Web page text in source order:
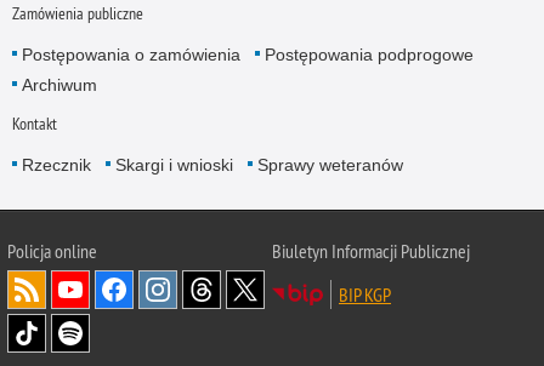
Zamówienia publiczne
Postępowania o zamówienia
Postępowania podprogowe
Archiwum
Kontakt
Rzecznik Skargi i wnioski Sprawy weteranów
Policjaonline
Biuletyn Informacji Publicznej
BIP KGP